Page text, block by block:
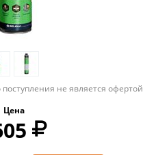
не является офертой
Цена